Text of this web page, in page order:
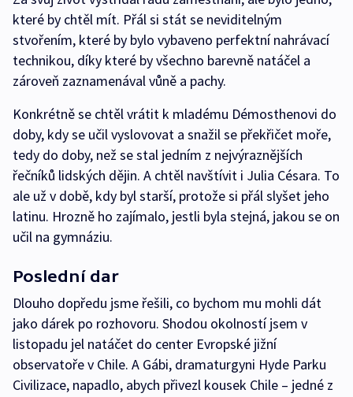
které by chtěl mít. Přál si stát se neviditelným
stvořením, které by bylo vybaveno perfektní nahrávací
technikou, díky které by všechno barevně natáčel a
zároveň zaznamenával vůně a pachy.
Konkrétně se chtěl vrátit k mladému Démosthenovi do
doby, kdy se učil vyslovovat a snažil se překřičet moře,
tedy do doby, než se stal jedním z nejvýraznějších
řečníků lidských dějin. A chtěl navštívit i Julia Césara. To
ale už v době, kdy byl starší, protože si přál slyšet jeho
latinu. Hrozně ho zajímalo, jestli byla stejná, jakou se on
učil na gymnáziu.
Poslední dar
Dlouho dopředu jsme řešili, co bychom mu mohli dát
jako dárek po rozhovoru. Shodou okolností jsem v
listopadu jel natáčet do center Evropské jižní
observatoře v Chile. A Gábi, dramaturgyni Hyde Parku
Civilizace, napadlo, abych přivezl kousek Chile – jedné z